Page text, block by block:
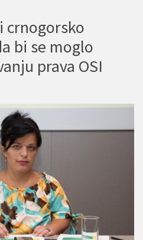
crnogorsko
bi se moglo
prava OSI